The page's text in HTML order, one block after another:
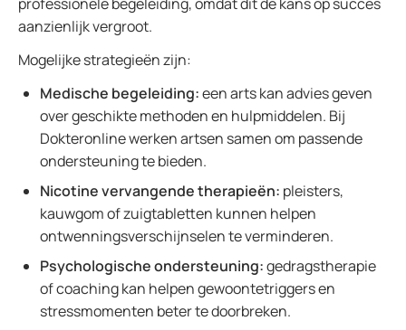
aanzienlijk vergroot.
Mogelijke strategieën zijn:
Medische begeleiding:een arts kan advies geven
over geschikte methoden en hulpmiddelen. Bij
Dokteronline werken artsen samen om passende
ondersteuning te bieden.
Nicotine vervangende therapieën: pleisters,
kauwgom of zuigtabletten kunnen helpen
ontwenningsverschijnselen te verminderen.
Psychologische ondersteuning:gedragstherapie
of coaching kan helpen gewoontetriggers en
stressmomenten beter te doorbreken.